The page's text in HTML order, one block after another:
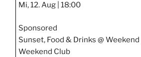
Mi, 12. Aug | 18:00
Sponsored
Sunset, Food & Drinks @
Weekend Club